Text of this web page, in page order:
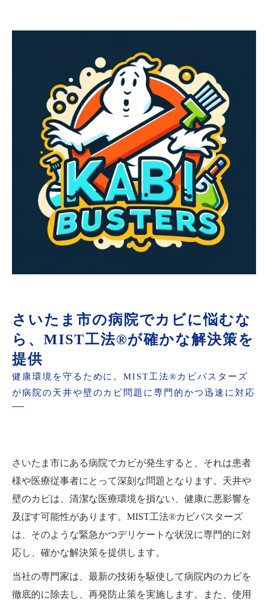
さいたま市の病院でカビに悩むな
ら、MIST工法®が確かな解決策を
提供
健康環境を守るために。MIST工法®カビバスターズ
が病院の天井や壁のカビ問題に専門的かつ迅速に対応
さいたま市にある病院でカビが発生すると、それは患者
様や医療従事者にとって深刻な問題となります。天井や
壁のカビは、清潔な医療環境を損ない、健康に悪影響を
及ぼす可能性があります。MIST工法®カビバスターズ
は、そのような緊急かつデリケートな状況に専門的に対
応し、確かな解決策を提供します。
当社の専門家は、最新の技術を駆使して病院内のカビを
徹底的に除去し、再発防止策を実施します。また、使用